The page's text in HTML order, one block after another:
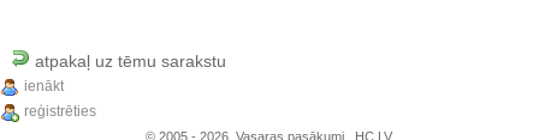
atpakaļ uz tēmu sarakstu
ienākt
reģistrēties
© 2005 - 2026, Vasaras pasākumi., HC.LV.